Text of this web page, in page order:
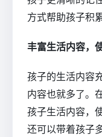
方式帮助孩子积
丰富生活内容，
孩子的生活内容
内容也就多了。
孩子生活内容，
还可以带着孩子